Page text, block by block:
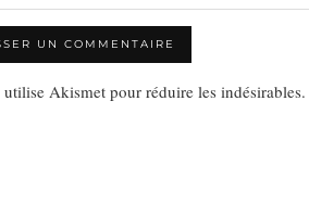
utilise Akismet pour réduire les indésirables.